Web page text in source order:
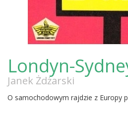
Londyn-
Janek Żdżarski
O samochodowym rajdzie z Europy